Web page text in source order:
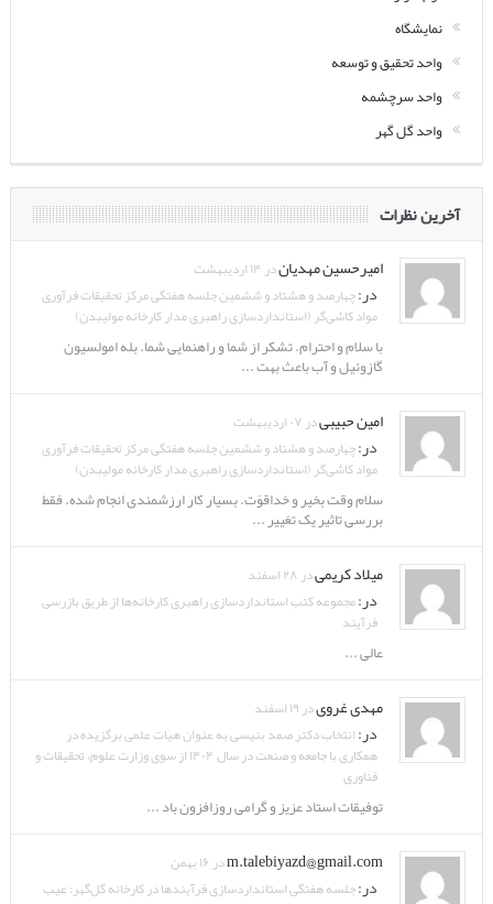
نمایشگاه
واحد تحقیق و توسعه
واحد سرچشمه
واحد گل گهر
آخرین نظرات
امیرحسین مهدیاندر ۱۴ اردیبهشت
در:چهارصد و هشتاد و ششمین جلسه هفتگی مرکز تحقیقات فرآوری
مواد کاشی‌گر (استانداردسازی راهبری مدار کارخانه مولیبدن)
با سلام و احترام. تشکر از شما و راهنمایی شما. بله امولسیون
گازوئیل و آب باعث بهت ...
امین حبیبیدر ۰۷ اردیبهشت
در:چهارصد و هشتاد و ششمین جلسه هفتگی مرکز تحقیقات فرآوری
مواد کاشی‌گر (استانداردسازی راهبری مدار کارخانه مولیبدن)
سلام وقت بخیر و خداقوّت. بسیار کار ارزشمندی انجام شده. فقط
بررسی تاثیر یک تغییر ...
میلاد کریمیدر ۲۸ اسفند
در:مجموعه کتب استانداردسازی راهبری کارخانه‌ها از طریق بازرسی
فرآیند
عالی ...
مهدی غرویدر ۱۹ اسفند
در:انتخاب دکتر صمد بنیسی به عنوان هیات علمی برگزیده در
همکاری با جامعه و صنعت در سال ۱۴۰۴ از سوی وزارت علوم، تحقیقات و
فناوری
توفیقات استاد عزیز و گرامی روزافزون باد ...
m.talebiyazd@gmail.comدر ۱۶ بهمن
در:جلسه هفتگی استانداردسازی فرآیندها در کارخانه گل‌گهر: عیب